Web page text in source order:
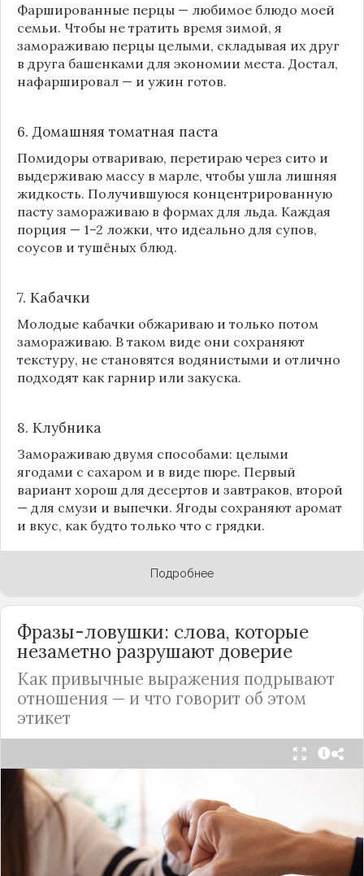
Фаршированные перцы — любимое блюдо моей
семьи. Чтобы не тратить время зимой, я
замораживаю перцы целыми, складывая их друг
в друга башенками для экономии места. Достал,
нафаршировал — и ужин готов.
6. Домашняя томатная паста
Помидоры отвариваю, перетираю через сито и
выдерживаю массу в марле, чтобы ушла лишняя
жидкость. Получившуюся концентрированную
пасту замораживаю в формах для льда. Каждая
порция — 1–2 ложки, что идеально для супов,
соусов и тушёных блюд.
7. Кабачки
Молодые кабачки обжариваю и только потом
замораживаю. В таком виде они сохраняют
текстуру, не становятся водянистыми и отлично
подходят как гарнир или закуска.
8. Клубника
Замораживаю двумя способами: целыми
ягодами с сахаром и в виде пюре. Первый
вариант хорош для десертов и завтраков, второй
— для смузи и выпечки. Ягоды сохраняют аромат
и вкус, как будто только что с грядки.
Подробнее
Фразы-ловушки: слова, которые
незаметно разрушают доверие
Как привычные выражения подрывают
отношения — и что говорит об этом
этикет
Мы часто думаем, что доверие рушится из-за
серьёзных предательств. Но на самом деле оно
трещит по швам гораздо раньше — в момент,
когда в разговоре звучит невинная на первый
взгляд фраза. Подробнее об этом рассказывает
«Этикет и психология общения» на Дзене.